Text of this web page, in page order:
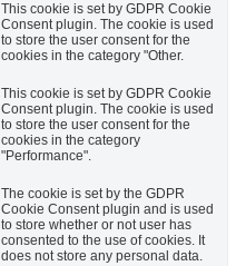
This cookie is set by GDPR Cookie
Consent plugin. The cookie is used
to store the user consent for the
cookies in the category "Other.
This cookie is set by GDPR Cookie
Consent plugin. The cookie is used
to store the user consent for the
cookies in the category
"Performance".
The cookie is set by the GDPR
Cookie Consent plugin and is used
to store whether or not user has
consented to the use of cookies. It
does not store any personal data.